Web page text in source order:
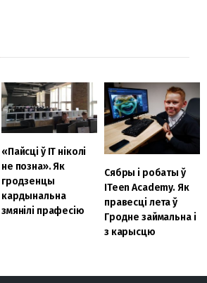
«Пайсці ў ІТ ніколі
не позна». Як
гродзенцы
кардынальна
змянілі прафесію
Сябры і робаты ў
ITeen Academy. Як
правесці лета ў
Гродне займальна і
з карысцю